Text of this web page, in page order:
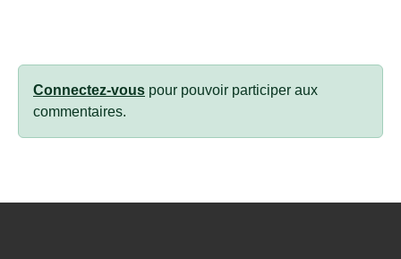
Connectez-vous pour pouvoir participer aux
commentaires.